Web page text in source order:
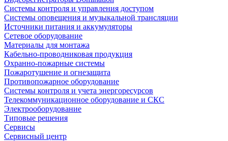
Системы контроля и управления доступом
Системы оповещения и музыкальной трансляции
Источники питания и аккумуляторы
Сетевое оборудование
Материалы для монтажа
Кабельно-проводниковая продукция
Охранно-пожарные системы
Пожаротушение и огнезащита
Противопожарное оборудование
Системы контроля и учета энергоресурсов
Телекоммуникационное оборудование и СКС
Электрооборудование
Типовые решения
Сервисы
Сервисный центр